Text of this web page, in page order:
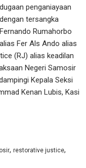
dugaan penganiayaan
dengan tersangka
Fernando Rumahorbo
alias Fer Als Ando alias
(RJ) alias keadilan
Negeri Samosir
Kepala Seksi
Kenan Lubis, Kasi
,restorative justice,